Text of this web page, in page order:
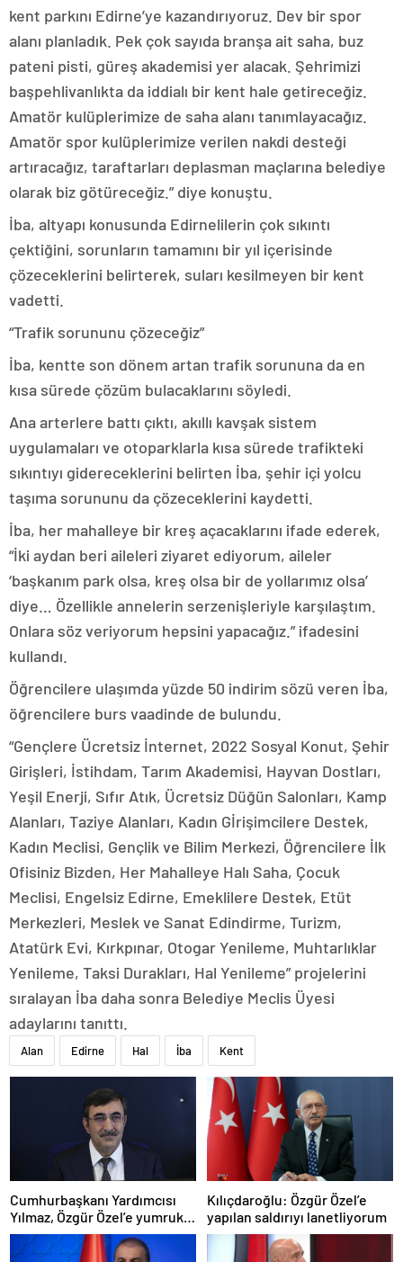
kent parkını Edirne’ye kazandırıyoruz. Dev bir spor
alanı planladık. Pek çok sayıda branşa ait saha, buz
pateni pisti, güreş akademisi yer alacak. Şehrimizi
başpehlivanlıkta da iddialı bir kent hale getireceğiz.
Amatör kulüplerimize de saha alanı tanımlayacağız.
Amatör spor kulüplerimize verilen nakdi desteği
artıracağız, taraftarları deplasman maçlarına belediye
olarak biz götüreceğiz.” diye konuştu.
İba, altyapı konusunda Edirnelilerin çok sıkıntı
çektiğini, sorunların tamamını bir yıl içerisinde
çözeceklerini belirterek, suları kesilmeyen bir kent
vadetti.
“Trafik sorununu çözeceğiz”
İba, kentte son dönem artan trafik sorununa da en
kısa sürede çözüm bulacaklarını söyledi.
Ana arterlere battı çıktı, akıllı kavşak sistem
uygulamaları ve otoparklarla kısa sürede trafikteki
sıkıntıyı gidereceklerini belirten İba, şehir içi yolcu
taşıma sorununu da çözeceklerini kaydetti.
İba, her mahalleye bir kreş açacaklarını ifade ederek,
“İki aydan beri aileleri ziyaret ediyorum, aileler
‘başkanım park olsa, kreş olsa bir de yollarımız olsa’
diye… Özellikle annelerin serzenişleriyle karşılaştım.
Onlara söz veriyorum hepsini yapacağız.” ifadesini
kullandı.
Öğrencilere ulaşımda yüzde 50 indirim sözü veren İba,
öğrencilere burs vaadinde de bulundu.
“Gençlere Ücretsiz İnternet, 2022 Sosyal Konut, Şehir
Girişleri, İstihdam, Tarım Akademisi, Hayvan Dostları,
Yeşil Enerji, Sıfır Atık, Ücretsiz Düğün Salonları, Kamp
Alanları, Taziye Alanları, Kadın Gİrişimcilere Destek,
Kadın Meclisi, Gençlik ve Bilim Merkezi, Öğrencilere İlk
Ofisiniz Bizden, Her Mahalleye Halı Saha, Çocuk
Meclisi, Engelsiz Edirne, Emeklilere Destek, Etüt
Merkezleri, Meslek ve Sanat Edindirme, Turizm,
Atatürk Evi, Kırkpınar, Otogar Yenileme, Muhtarlıklar
Yenileme, Taksi Durakları, Hal Yenileme” projelerini
sıralayan İba daha sonra Belediye Meclis Üyesi
adaylarını tanıttı.
Alan Edirne Hal İba Kent
Cumhurbaşkanı Yardımcısı
Yılmaz, Özgür Özel’e yumruklu
saldırıyı kınadı
Kılıçdaroğlu: Özgür Özel’e
yapılan saldırıyı lanetliyorum